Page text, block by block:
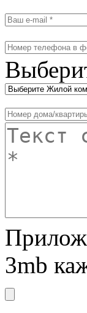
3mb